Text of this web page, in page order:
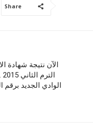
Share
الآن نتيجة شهادة
الوادي الجديد